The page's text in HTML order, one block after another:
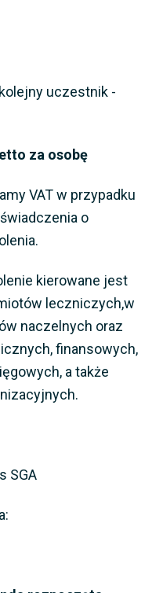
uczestnik -
za osobę
VAT w przypadku
o
kierowane jest
leczniczych,w
naczelnych oraz
finansowych,
a także
SGA